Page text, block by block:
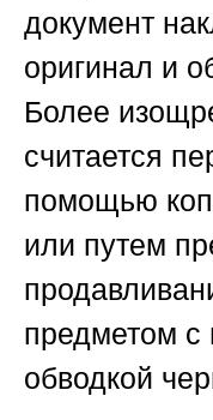
документ
оригинал и
Более
считается
помощью
или путем
предметом
обводкой